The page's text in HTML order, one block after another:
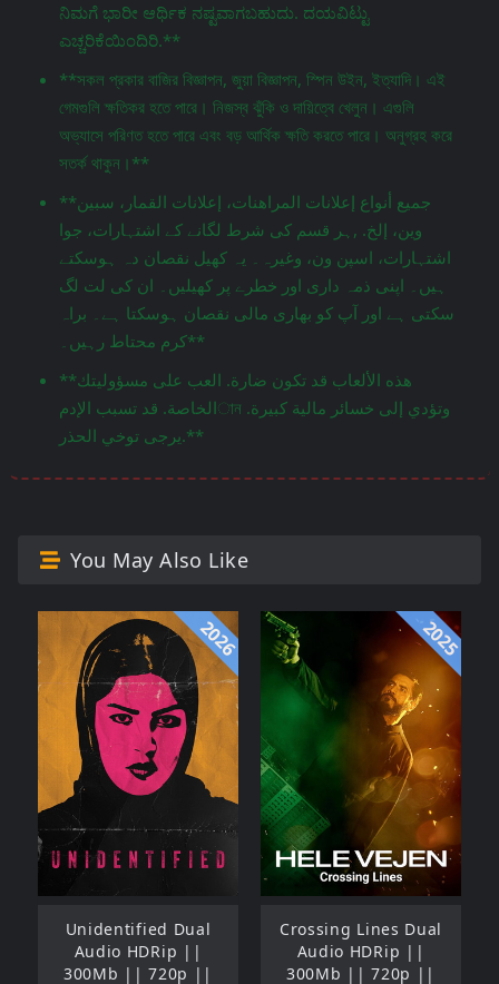
ನಿಮಗೆ ಭಾರೀ ಆರ್ಥಿಕ ನಷ್ಟವಾಗಬಹುದು. ದಯವಿಟ್ಟು
ಎಚ್ಚರಿಕೆಯಿಂದಿರಿ.**
**সকল প্রকার বাজির বিজ্ঞাপন, জুয়া বিজ্ঞাপন, স্পিন উইন, ইত্যাদি। এই
গেমগুলি ক্ষতিকর হতে পারে। নিজস্ব ঝুঁকি ও দায়িত্বে খেলুন। এগুলি
অভ্যাসে পরিণত হতে পারে এবং বড় আর্থিক ক্ষতি করতে পারে। অনুগ্রহ করে
সতর্ক থাকুন।**
**جميع أنواع إعلانات المراهنات، إعلانات القمار، سبين
وين، إلخ. ,ہر قسم کی شرط لگانے کے اشتہارات، جوا
اشتہارات، اسپن ون، وغیرہ۔ یہ کھیل نقصان دہ ہوسکتے
ہیں۔ اپنی ذمہ داری اور خطرے پر کھیلیں۔ ان کی لت لگ
سکتی ہے اور آپ کو بھاری مالی نقصان ہوسکتا ہے۔ براہ
کرم محتاط رہیں۔**
**هذه الألعاب قد تكون ضارة. العب على مسؤوليتك
الخاصة. قد تسبب الإدمান وتؤدي إلى خسائر مالية كبيرة.
يرجى توخي الحذر.**
You May Also Like
2026
Unidentified Dual
Audio HDRip ||
300Mb || 720p ||
2025
Crossing Lines Dual
Audio HDRip ||
300Mb || 720p ||